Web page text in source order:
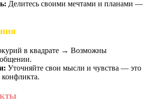
Делитесь своими мечтами и планами —
в квадрате → Возможны
Уточняйте свои мысли и чувства — это